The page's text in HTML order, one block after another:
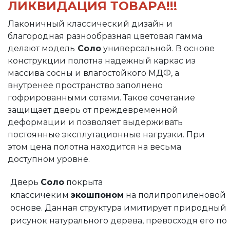
ЛИКВИДАЦИЯ ТОВАРА!!!
Лаконичный классический дизайн и
благородная разнообразная цветовая гамма
делают модель Соло универсальной. В основе
конструкции полотна надежный каркас из
массива сосны и влагостойкого МДФ, а
внутренее пространство заполнено
гофрированными сотами. Такое сочетание
защищает дверь от преждевременной
деформации и позволяет выдерживать
постоянные эксплутационные нагрузки. При
этом цена полотна находится на весьма
доступном уровне.
Дверь Соло покрыта
классичеким экошпоном на полипропиленовой
основе. Данная структура имитирует природный
рисунок натурального дерева, превосходя его по